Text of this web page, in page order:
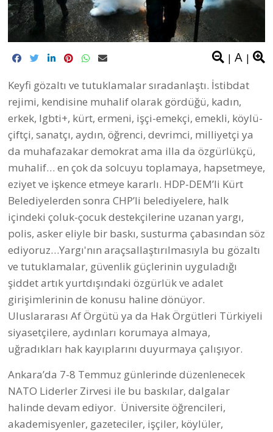
| A |
Keyfi gözaltı ve tutuklamalar sıradanlaştı. İstibdat
rejimi, kendisine muhalif olarak gördüğü, kadın,
erkek, lgbti+, kürt, ermeni, işçi-emekçi, emekli, köylü-
çiftçi, sanatçı, aydın, öğrenci, devrimci, milliyetçi ya
da muhafazakar demokrat ama illa da özgürlükçü,
muhalif… en çok da solcuyu toplamaya, hapsetmeye,
eziyet ve işkence etmeye kararlı. HDP-DEM’li Kürt
Belediyelerden sonra CHP’li belediyelere, halk
içindeki çoluk-çocuk destekçilerine uzanan yargı,
polis, asker eliyle bir baskı, susturma çabasından söz
ediyoruz…Yargı'nın araçsallaştırılmasıyla bu gözaltı
ve tutuklamalar, güvenlik güçlerinin uyguladığı
şiddet artık yurtdışındaki özgürlük ve adalet
girişimlerinin de konusu haline dönüyor.
Uluslararası Af Örgütü ya da Hak Örgütleri Türkiyeli
siyasetçilere, aydınları korumaya almaya,
uğradıkları hak kayıplarını duyurmaya çalışıyor.
Ankara’da 7-8 Temmuz günlerinde düzenlenecek
NATO Liderler Zirvesi ile bu baskılar, dalgalar
halinde devam ediyor. Üniversite öğrencileri,
akademisyenler, gazeteciler, işçiler, köylüler,